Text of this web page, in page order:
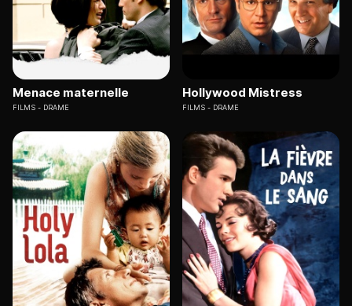
Menace maternelle
FILMS DRAME
Hollywood Mistress
FILMS DRAME